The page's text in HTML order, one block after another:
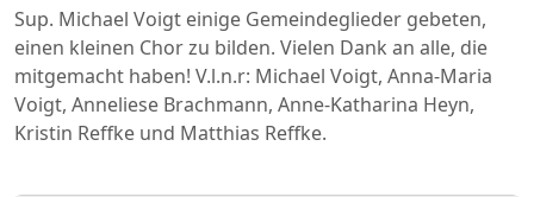
Sup. Michael Voigt einige Gemeindeglieder gebeten,
einen kleinen Chor zu bilden. Vielen Dank an alle, die
mitgemacht haben! V.l.n.r: Michael Voigt, Anna-Maria
Voigt, Anneliese Brachmann, Anne-Katharina Heyn,
Kristin Reffke und Matthias Reffke.